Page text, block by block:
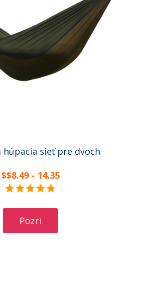
húpacia sieť pre dvoch
$$8.49 - 14.35